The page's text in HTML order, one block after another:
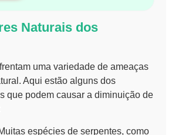
Naturais dos
uma variedade de ameaças
Aqui estão alguns dos
que podem causar a diminuição de
espécies de serpentes, como